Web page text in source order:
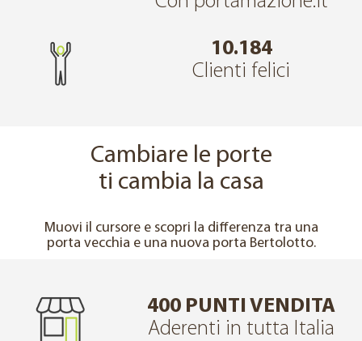
10.184
Clienti felici
Cambiare le porte
ti cambia la casa
PRIMA DOPO
Muovi il cursore e scopri la differenza tra una
porta vecchia e una nuova porta Bertolotto.
400 PUNTI VENDITA
Aderenti in tutta Italia